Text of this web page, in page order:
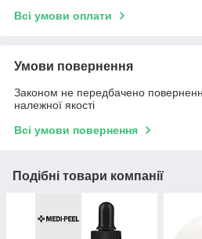
Всі умови оплати
Умови повернення
Законом не передбачено
належної якості
Всі умови повернення
Подібні товари компанії